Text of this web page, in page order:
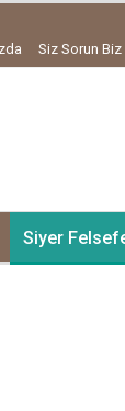
Siz Sorun Biz
Siyer